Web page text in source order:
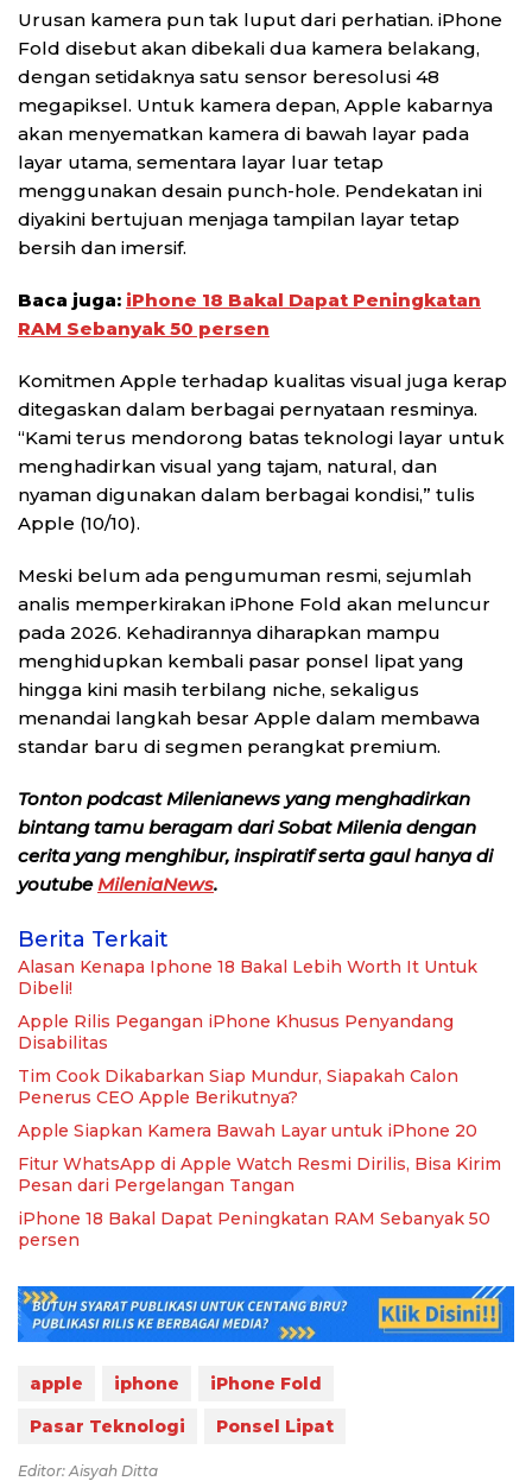
Urusan kamera pun tak luput dari perhatian. iPhone
Fold disebut akan dibekali dua kamera belakang,
dengan setidaknya satu sensor beresolusi 48
megapiksel. Untuk kamera depan, Apple kabarnya
akan menyematkan kamera di bawah layar pada
layar utama, sementara layar luar tetap
menggunakan desain punch-hole. Pendekatan ini
diyakini bertujuan menjaga tampilan layar tetap
bersih dan imersif.
Baca juga: iPhone 18 Bakal Dapat Peningkatan
RAM Sebanyak 50 persen
Komitmen Apple terhadap kualitas visual juga kerap
ditegaskan dalam berbagai pernyataan resminya.
“Kami terus mendorong batas teknologi layar untuk
menghadirkan visual yang tajam, natural, dan
nyaman digunakan dalam berbagai kondisi,” tulis
Apple (10/10).
Meski belum ada pengumuman resmi, sejumlah
analis memperkirakan iPhone Fold akan meluncur
pada 2026. Kehadirannya diharapkan mampu
menghidupkan kembali pasar ponsel lipat yang
hingga kini masih terbilang niche, sekaligus
menandai langkah besar Apple dalam membawa
standar baru di segmen perangkat premium.
Tonton podcast Milenianews yang menghadirkan
bintang tamu beragam dari Sobat Milenia dengan
cerita yang menghibur, inspiratif serta gaul hanya di
youtubeMileniaNews.
Berita Terkait
Alasan Kenapa Iphone 18 Bakal Lebih Worth It Untuk
Dibeli!
Apple Rilis Pegangan iPhone Khusus Penyandang
Disabilitas
Tim Cook Dikabarkan Siap Mundur, Siapakah Calon
Penerus CEO Apple Berikutnya?
Apple Siapkan Kamera Bawah Layar untuk iPhone 20
Fitur WhatsApp di Apple Watch Resmi Dirilis, Bisa Kirim
Pesan dari Pergelangan Tangan
iPhone 18 Bakal Dapat Peningkatan RAM Sebanyak 50
persen
apple iphone
iPhone Fold
Pasar Teknologi
Ponsel Lipat
Editor: Aisyah Ditta